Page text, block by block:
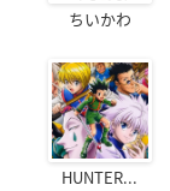
ちいかわ
HUNTER...